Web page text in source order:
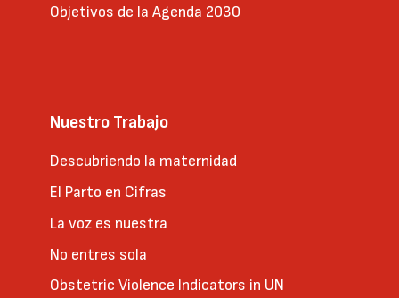
Objetivos de la Agenda 2030
Nuestro Trabajo
Descubriendo la maternidad
El Parto en Cifras
La voz es nuestra
No entres sola
Obstetric Violence Indicators in UN